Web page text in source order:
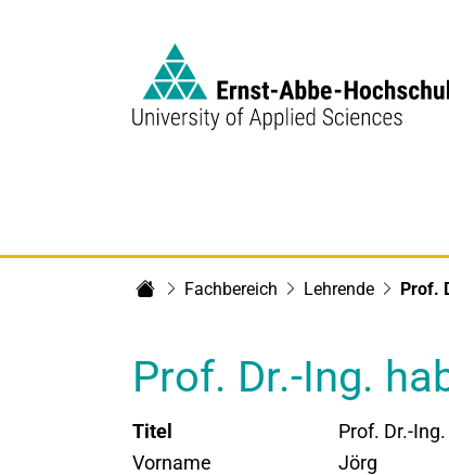
Fachbereich Lehrende Prof.
Prof. Dr.-Ing.
Titel
Prof. Dr.-
Vorname
Jörg